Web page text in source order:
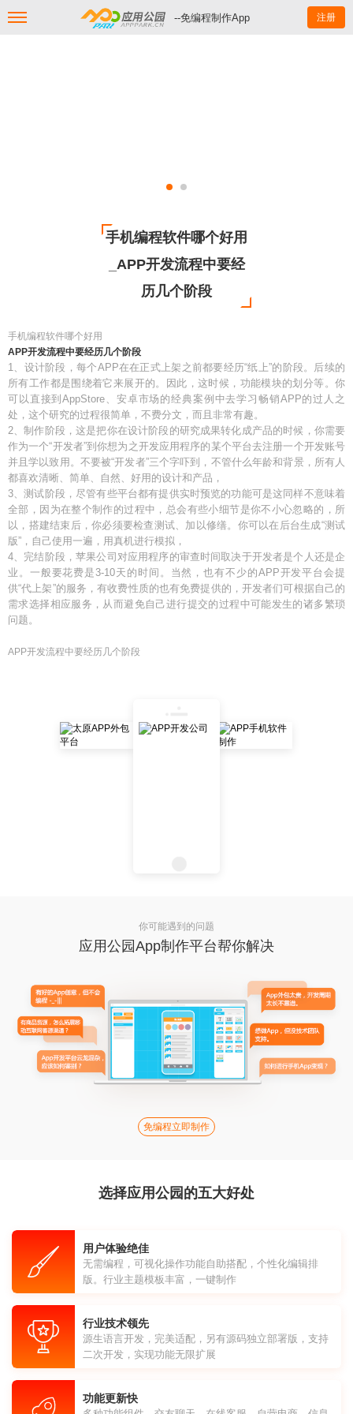
--免编程制作App 注册
手机编程软件哪个好用
_APP开发流程中要经
历几个阶段
手机编程软件哪个好用
APP开发流程中要经历几个阶段
1、设计阶段，每个APP在在正式上架之前都要经历“纸上”的阶段。后续的
所有工作都是围绕着它来展开的。因此，这时候，功能模块的划分等。你
可以直接到AppStore、安卓市场的经典案例中去学习畅销APP的过人之
处，这个研究的过程很简单，不费分文，而且非常有趣。
2、制作阶段，这是把你在设计阶段的研究成果转化成产品的时候，你需要
作为一个“开发者”到你想为之开发应用程序的某个平台去注册一个开发账号
并且学以致用。不要被“开发者”三个字吓到，不管什么年龄和背景，所有人
都喜欢清晰、简单、自然、好用的设计和产品，
3、测试阶段，尽管有些平台都有提供实时预览的功能可是这同样不意味着
全部，因为在整个制作的过程中，总会有些小细节是你不小心忽略的，所
以，搭建结束后，你必须要检查测试、加以修缮。你可以在后台生成“测试
版”，自己使用一遍，用真机进行模拟，
4、完结阶段，苹果公司对应用程序的审查时间取决于开发者是个人还是企
业。一般要花费是3-10天的时间。当然，也有不少的APP开发平台会提
供“代上架”的服务，有收费性质的也有免费提供的，开发者们可根据自己的
需求选择相应服务，从而避免自己进行提交的过程中可能发生的诸多繁琐
问题。
APP开发流程中要经历几个阶段
你可能遇到的问题
应用公园App制作平台帮你解决
免编程立即制作
选择应用公园的五大好处
用户体验绝佳
无需编程，可视化操作功能自助搭配，个性化编辑排
版。行业主题模板丰富，一键制作
行业技术领先
源生语言开发，完美适配，另有源码独立部署版，支持
二次开发，实现功能无限扩展
功能更新快